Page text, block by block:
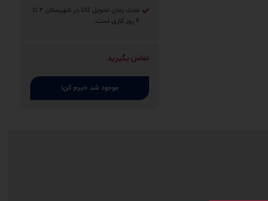
مدت زمان تحویل کالا در شهرستان ۲ تا
۴ روز ‌کاری است.
تماس بگیرید
موجود شد خبرم کن!